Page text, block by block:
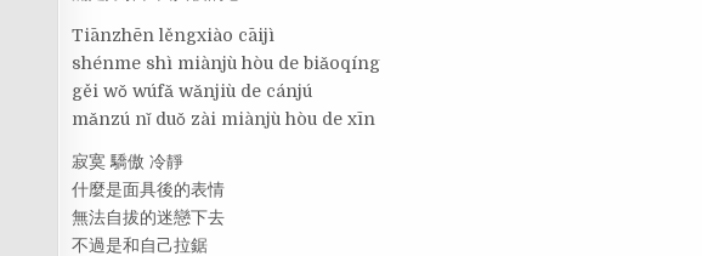
Tiānzhēn lěngxiào cāijì
shénme shì miànjù hòu de biǎoqíng
gěi wǒ wúfǎ wǎnjiù de cánjú
mǎnzú nǐ duǒ zài miànjù hòu de xīn
寂寞 驕傲 冷靜
什麼是面具後的表情
無法自拔的迷戀下去
不過是和自己拉鋸